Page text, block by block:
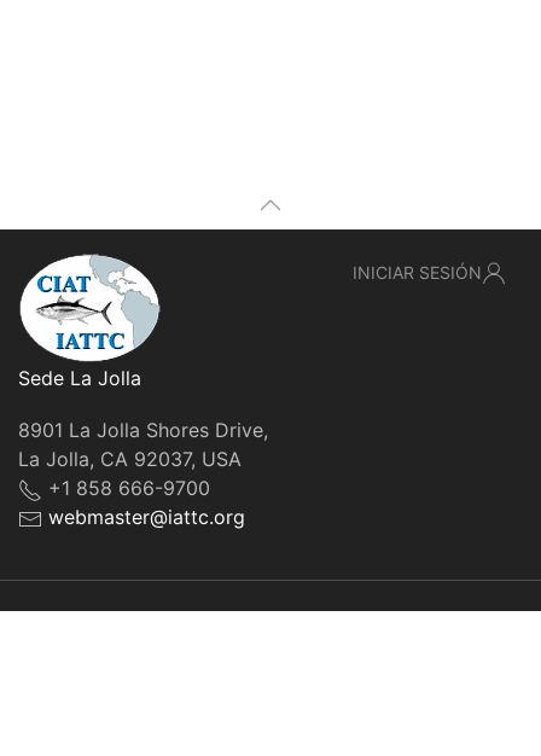
Sede La Jolla
8901 La Jolla Shores Drive,
La Jolla, CA 92037, USA
+1 858 666-9700
webmaster@iattc.org
INICIAR SESIÓN
© IATTC, 2022-2026